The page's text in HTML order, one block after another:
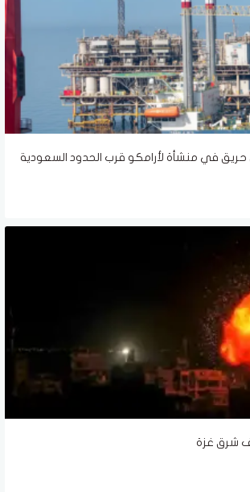
في منشأة لأرامكو قرب الحدود السعودية
شرق غزة